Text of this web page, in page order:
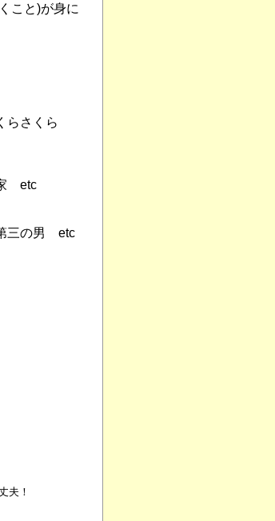
こと)が身に
らさくら
家 etc
三の男 etc
夫！